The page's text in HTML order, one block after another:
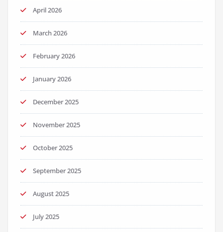
April 2026
March 2026
February 2026
January 2026
December 2025
November 2025
October 2025
September 2025
August 2025
July 2025